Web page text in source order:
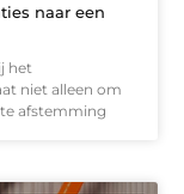
naar een
het
niet alleen om
afstemming